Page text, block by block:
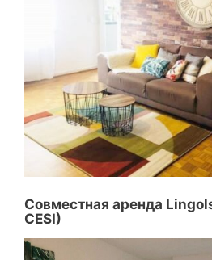
Совместная аренда
CESI)